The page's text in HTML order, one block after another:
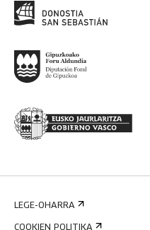
LEGE-OHARRA
COOKIEN POLITIKA